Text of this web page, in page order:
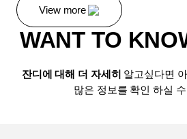
View more
WANT TO
잔디에 대해 더 자세히 알고싶다면
많은 정보를 확인 하실